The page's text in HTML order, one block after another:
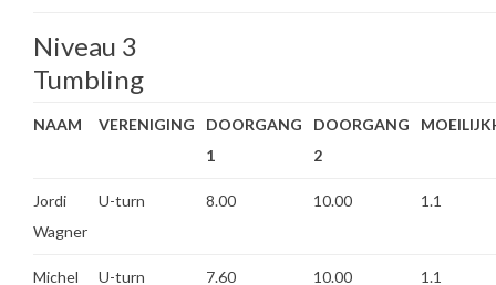
Niveau 3
Tumbling
NAAM VERENIGING
DOORGANG
1
DOORGANG
2
Jordi
Wagner
U-turn 8.00 10.00 1.1
Michel
U-turn 7.60 10.00 1.1